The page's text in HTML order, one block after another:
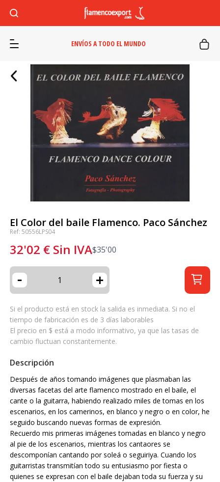
ENVÍOS A TODO EL MUNDO
El Color del baile Flamenco. Paco Sánchez
Ref: 50556LPS04
32'02 € Sin IVA$35'00
- +
Si el producto está en stock la salida es inmediata. Si no el
tiempo de fabricación es de 3 días laborables
El precio en $ está a modo informativo, ya que las tasas de
cambio fluctuan constantemente.
Descripción
Después de años tomando imágenes que plasmaban las
diversas facetas del arte flamenco mostrado en el baile, el
cante o la guitarra, habiendo realizado miles de tomas en los
escenarios, en los camerinos, en blanco y negro o en color, he
seguido buscando nuevas formas de expresión.
Recuerdo mis primeras imágenes tomadas en blanco y negro
al pie de los escenarios, mientras los cantaores se
descomponían cantando por soleá o seguiriya. Cuando los
guitarristas transmitían todo su entusiasmo por fiesta o
quienes se expresan con el baile dejaban toda su fuerza y su